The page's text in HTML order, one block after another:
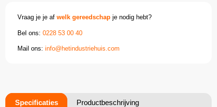
Vraag je je afwelk gereedschap je nodig hebt?
Bel ons:0228 53 00 40
Mail ons:info@hetindustriehuis.com
Specificaties Productbeschrijving